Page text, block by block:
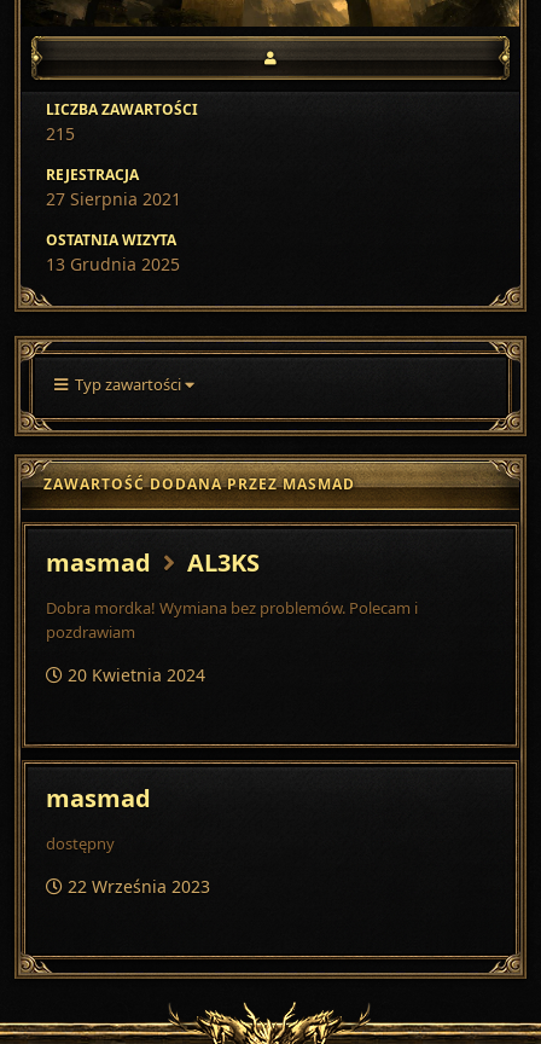
LICZBA ZAWARTOŚCI
215
REJESTRACJA
27 Sierpnia 2021
OSTATNIA WIZYTA
13 Grudnia 2025
Typ zawartości
ZAWARTOŚĆ DODANA PRZEZ MASMAD
masmad AL3KS
Dobra mordka! Wymiana bez problemów. Polecam i
pozdrawiam
20 Kwietnia 2024
masmad
dostępny
22 Września 2023